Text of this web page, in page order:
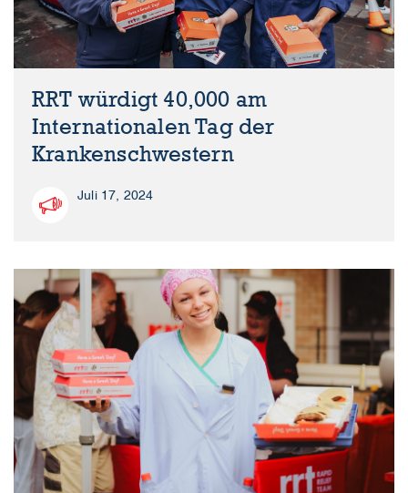
RRT würdigt 40,000 am
Internationalen Tag der
Krankenschwestern
Juli 17, 2024